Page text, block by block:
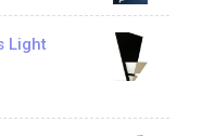
Light